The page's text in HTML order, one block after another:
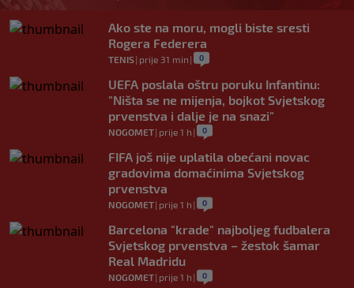
Ako ste na moru, mogli biste sresti
Rogera Federera
TENIS| prije 31 min | 0
UEFA poslala oštru poruku Infantinu:
"Ništa se ne mijenja, bojkot Svjetskog
prvenstva i dalje je na snazi"
NOGOMET| prije 1 h | 0
FIFA još nije uplatila obećani novac
gradovima domaćinima Svjetskog
prvenstva
NOGOMET| prije 1 h | 0
Barcelona "krade" najboljeg fudbalera
Svjetskog prvenstva – žestok šamar
Real Madridu
NOGOMET| prije 1 h | 0